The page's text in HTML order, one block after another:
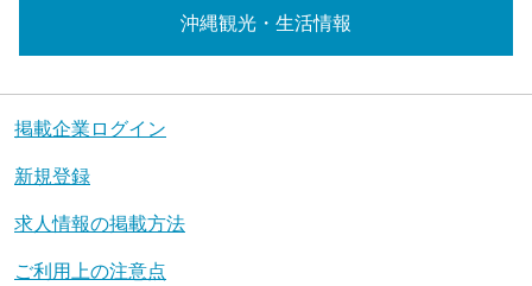
沖縄観光・生活情報
掲載企業ログイン
新規登録
求人情報の掲載方法
ご利用上の注意点